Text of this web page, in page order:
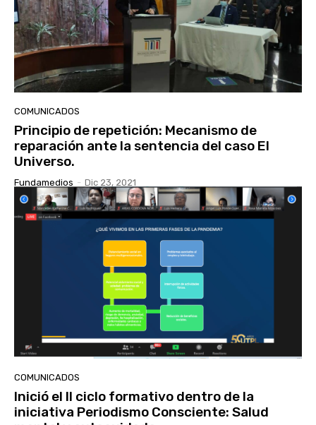
COMUNICADOS
Principio de repetición: Mecanismo de
reparación ante la sentencia del caso El
Universo.
Fundamedios - Dic 23, 2021
COMUNICADOS
Inició el II ciclo formativo dentro de la
iniciativa Periodismo Consciente: Salud